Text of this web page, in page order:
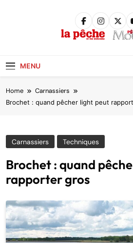
MENU
Home Carnassiers
Brochet : quand pêcher light peut
Carnassiers Techniques
Brochet : quand
rapporter gros